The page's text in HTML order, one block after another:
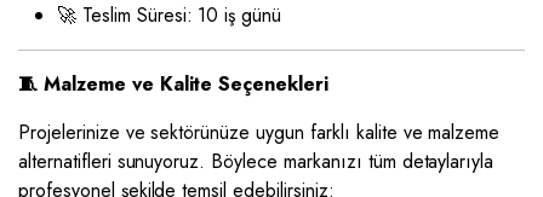
🚀 Teslim Süresi: 10 iş günü
🧵 Malzeme ve Kalite Seçenekleri
Projelerinize ve sektörünüze uygun farklı kalite ve malzeme
alternatifleri sunuyoruz. Böylece markanızı tüm detaylarıyla
profesyonel şekilde temsil edebilirsiniz: